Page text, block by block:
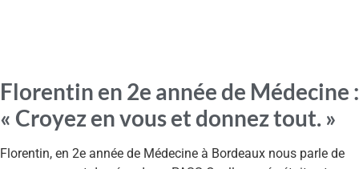
Florentin en 2e année de Médecine :
« Croyez en vous et donnez tout. »
Florentin, en 2e année de Médecine à Bordeaux nous parle de